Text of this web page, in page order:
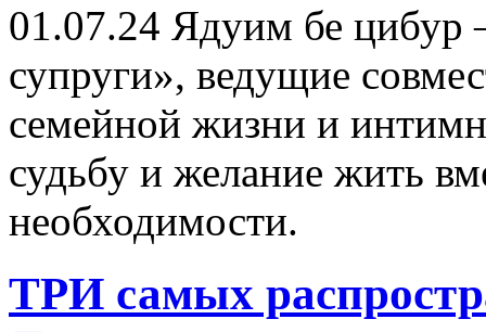
01.07.24 Ядуим бе цибур
супруги», ведущие
семейной жизни и
судьбу и желание жить
необходимости.
ТРИ самых